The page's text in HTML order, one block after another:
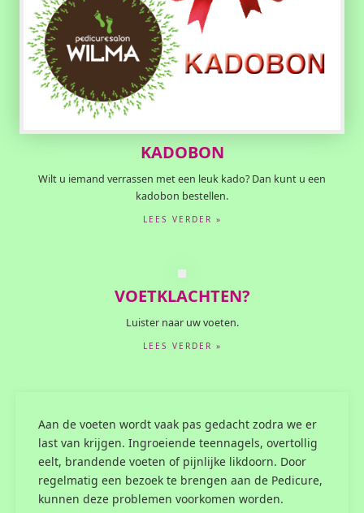
KADOBON
Wilt u iemand verrassen met een leuk kado? Dan kunt u een
kadobon bestellen.
LEES VERDER »
VOETKLACHTEN?
Luister naar uw voeten.
LEES VERDER »
Aan de voeten wordt vaak pas gedacht zodra we er
last van krijgen. Ingroeiende teennagels, overtollig
eelt, brandende voeten of pijnlijke likdoorn. Door
regelmatig een bezoek te brengen aan de Pedicure,
kunnen deze problemen voorkomen worden.